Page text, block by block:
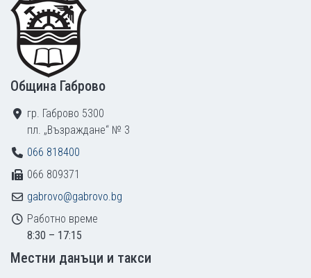
Община Габрово
гр. Габрово 5300
пл. „Възраждане“ № 3
066 818400
066 809371
gabrovo@gabrovo.bg
Работно време
8:30 – 17:15
Местни данъци и такси